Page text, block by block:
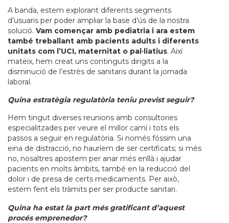
A banda, estem explorant diferents segments
d’usuaris per poder ampliar la base d’ús de la nostra
solució. Vam començar amb pediatria i ara estem
també treballant amb pacients adults i diferents
unitats com l’UCI, maternitat o pal·liatius. Així
mateix, hem creat uns continguts dirigits a la
disminució de l’estrès de sanitaris durant la jornada
laboral.
Quina estratègia regulatòria teniu previst seguir?
Hem tingut diverses reunions amb consultories
especialitzades per veure el millor camí i tots els
passos a seguir en regulatòria. Si només fóssim una
eina de distracció, no hauríem de ser certificats; si més
no, nosaltres apostem per anar més enllà i ajudar
pacients en molts àmbits, també en la reducció del
dolor i de presa de certs medicaments. Per això,
estem fent els tràmits per ser producte sanitari.
Quina ha estat la part més gratificant d’aquest
procés emprenedor?